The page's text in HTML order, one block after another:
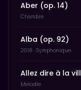
Aber (op. 14)
Chambre
Alba (op. 92)
2018 · Symphonique
Allez dire à la
Melodie